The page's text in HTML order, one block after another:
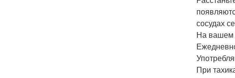
сосудах
На вашем
При